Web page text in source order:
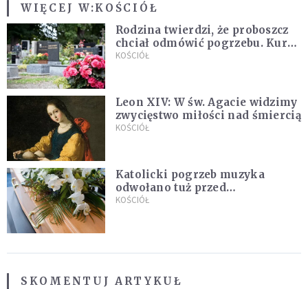
WIĘCEJ W:KOŚCIÓŁ
Rodzina twierdzi, że proboszcz
chciał odmówić pogrzebu. Kuria
zapowiada wyjaśnienia
KOŚCIÓŁ
Leon XIV: W św. Agacie widzimy
zwycięstwo miłości nad śmiercią
KOŚCIÓŁ
Katolicki pogrzeb muzyka
odwołano tuż przed
uroczystością. Powodem była
KOŚCIÓŁ
SKOMENTUJ ARTYKUŁ